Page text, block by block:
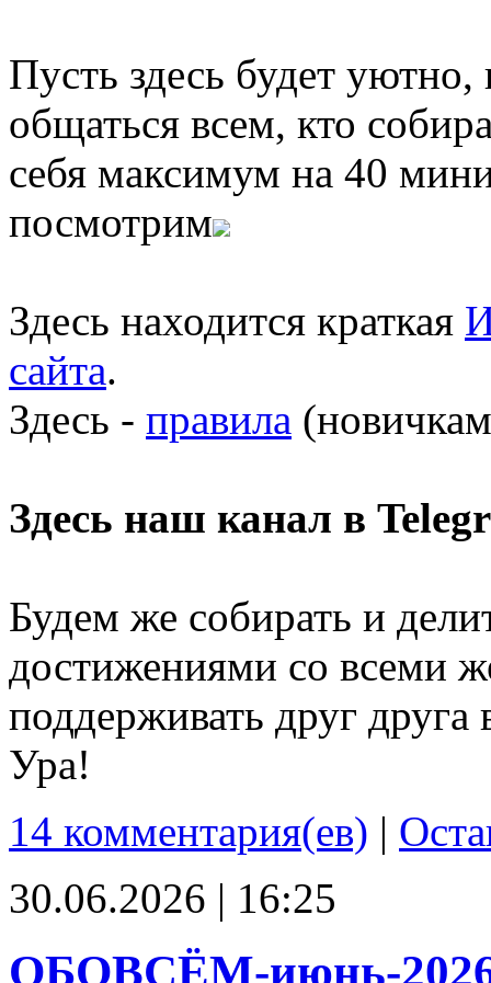
Пусть здесь будет
общаться всем, кто
себя максимум на 40
посмотрим
Здесь находится краткая
сайта.
Здесь - правила
Здесь наш канал в
Будем же собирать и
достижениями со всеми
поддерживать друг
Ура!
14 комментария(ев) |
30.06.2026 | 16:25
ОБОВСЁМ-июнь-